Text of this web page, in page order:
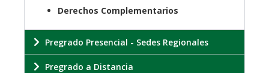
Derechos Complementarios
Pregrado Presencial - Sedes Regionales
Pregrado a Distancia